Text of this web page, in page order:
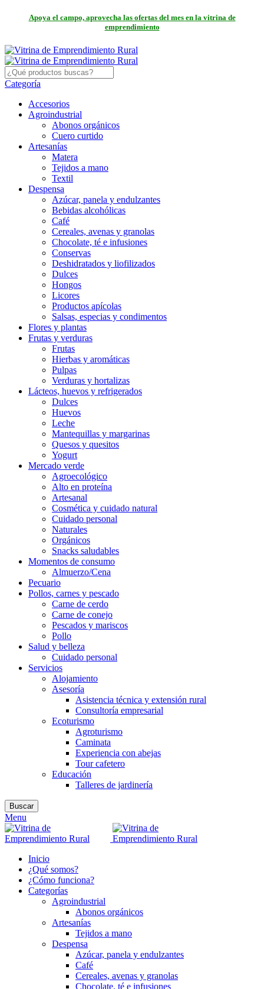
Apoya el campo, aprovecha las ofertas del mes en la vitrina de
emprendimiento
Categoría
Accesorios
Agroindustrial
Abonos orgánicos
Cuero curtido
Artesanías
Matera
Tejidos a mano
Textil
Despensa
Azúcar, panela y endulzantes
Bebidas alcohólicas
Café
Cereales, avenas y granolas
Chocolate, té e infusiones
Conservas
Deshidratados y liofilizados
Dulces
Hongos
Licores
Productos apícolas
Salsas, especias y condimentos
Flores y plantas
Frutas y verduras
Frutas
Hierbas y aromáticas
Pulpas
Verduras y hortalizas
Lácteos, huevos y refrigerados
Dulces
Huevos
Leche
Mantequillas y margarinas
Quesos y quesitos
Yogurt
Mercado verde
Agroecológico
Alto en proteína
Artesanal
Cosmética y cuidado natural
Cuidado personal
Naturales
Orgánicos
Snacks saludables
Momentos de consumo
Almuerzo/Cena
Pecuario
Pollos, carnes y pescado
Carne de cerdo
Carne de conejo
Pescados y mariscos
Pollo
Salud y belleza
Cuidado personal
Servicios
Alojamiento
Asesoría
Asistencia técnica y extensión rural
Consultoría empresarial
Ecoturismo
Agroturismo
Caminata
Experiencia con abejas
Tour cafetero
Educación
Talleres de jardinería
Buscar
Menu
Inicio
¿Qué somos?
¿Cómo funciona?
Categorías
Agroindustrial
Abonos orgánicos
Artesanías
Tejidos a mano
Despensa
Azúcar, panela y endulzantes
Café
Cereales, avenas y granolas
Chocolate, té e infusiones